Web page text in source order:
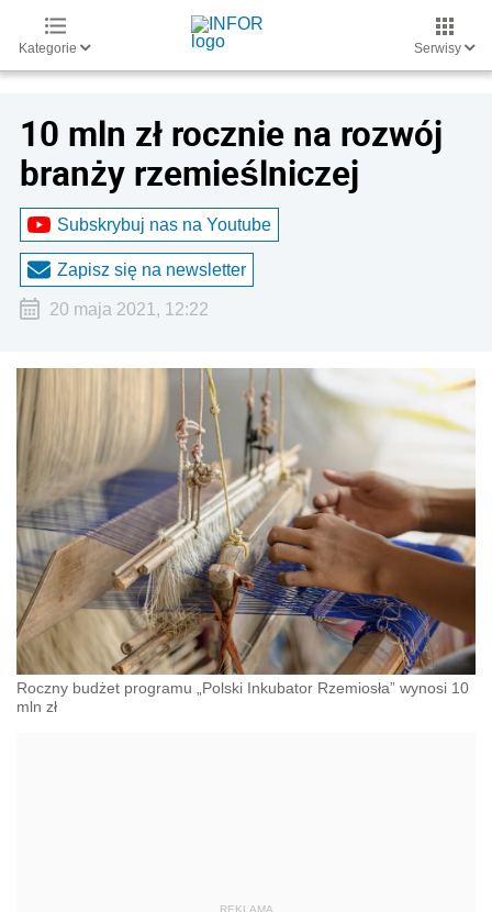
Kategorie Serwisy
10 mln zł rocznie na rozwój
branży rzemieślniczej
Subskrybuj nas na Youtube
Zapisz się na newsletter
20 maja 2021, 12:22
Roczny budżet programu „Polski Inkubator Rzemiosła” wynosi 10
mln zł